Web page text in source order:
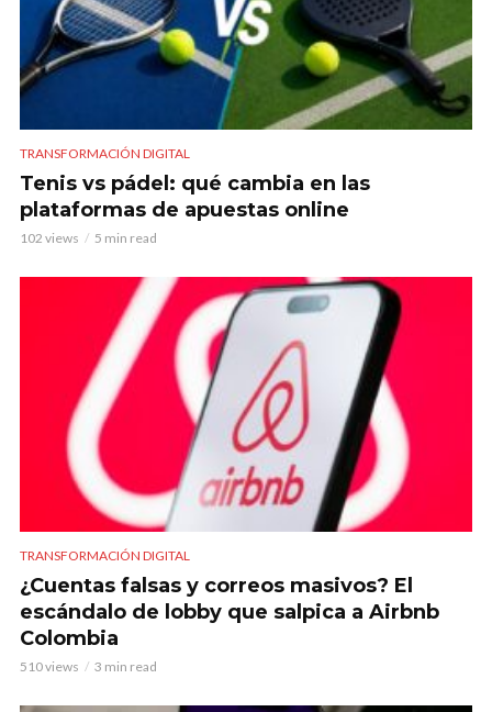
TRANSFORMACIÓN DIGITAL
Tenis vs pádel: qué cambia en las
plataformas de apuestas online
102 views 5 min read
TRANSFORMACIÓN DIGITAL
¿Cuentas falsas y correos masivos? El
escándalo de lobby que salpica a Airbnb
Colombia
510 views 3 min read